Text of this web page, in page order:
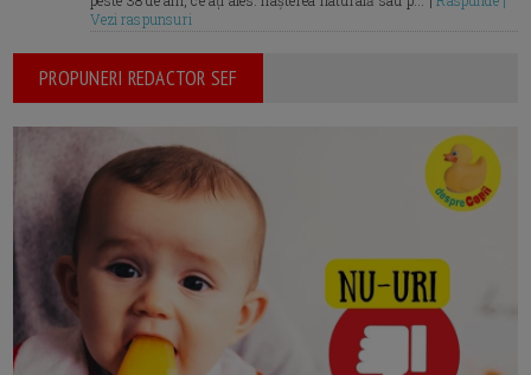
Vezi raspunsuri
PROPUNERI REDACTOR SEF